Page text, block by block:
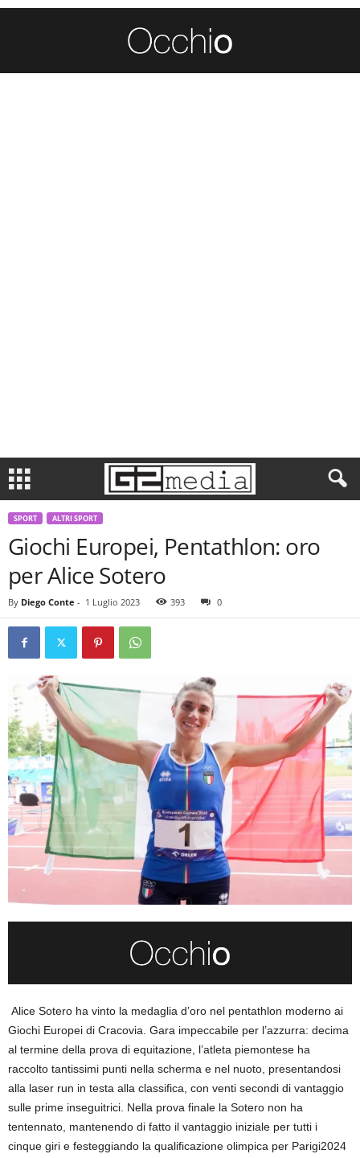
SPORT ALTRI SPORT
Giochi Europei, Pentathlon: oro
per Alice Sotero
By Diego Conte - 1 Luglio 2023 393 0
Alice Sotero ha vinto la medaglia d’oro nel pentathlon moderno ai
Giochi Europei di Cracovia. Gara impeccabile per l’azzurra: decima
al termine della prova di equitazione, l’atleta piemontese ha
raccolto tantissimi punti nella scherma e nel nuoto, presentandosi
alla laser run in testa alla classifica, con venti secondi di vantaggio
sulle prime inseguitrici. Nella prova finale la Sotero non ha
tentennato, mantenendo di fatto il vantaggio iniziale per tutti i
cinque giri e festeggiando la qualificazione olimpica per Parigi2024